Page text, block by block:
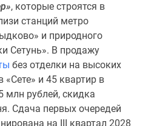
, которые строятся в
станций метро
и природного
Сетунь». В продажу
без отделки на высоких
и 45 квартир в
млн рублей, скидка
Сдача первых очередей
на III квартал 2028